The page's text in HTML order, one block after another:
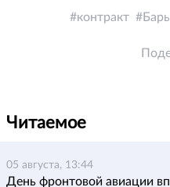
контракт
Читаемое
05 августа, 13:44
День фронтовой авиации